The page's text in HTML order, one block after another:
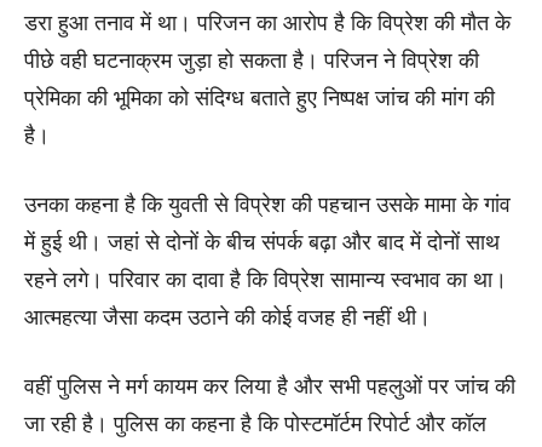
डरा हुआ तनाव में था। परिजन का आरोप है कि विप्रेश की मौत के
पीछे वही घटनाक्रम जुड़ा हो सकता है। परिजन ने विप्रेश की
प्रेमिका की भूमिका को संदिग्ध बताते हुए निष्पक्ष जांच की मांग की
है।
उनका कहना है कि युवती से विप्रेश की पहचान उसके मामा के गांव
में हुई थी। जहां से दोनों के बीच संपर्क बढ़ा और बाद में दोनों साथ
रहने लगे। परिवार का दावा है कि विप्रेश सामान्य स्वभाव का था।
आत्महत्या जैसा कदम उठाने की कोई वजह ही नहीं थी।
वहीं पुलिस ने मर्ग कायम कर लिया है और सभी पहलुओं पर जांच की
जा रही है। पुलिस का कहना है कि पोस्टमॉर्टम रिपोर्ट और कॉल